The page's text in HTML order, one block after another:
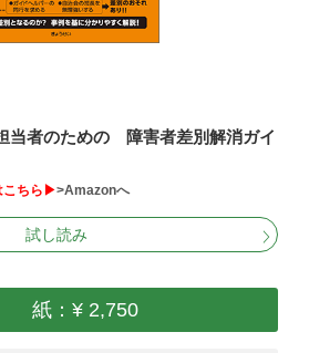
当者のための 障害者差別解消ガイ
こちら▶>Amazonへ
試し読み
紙：¥ 2,750